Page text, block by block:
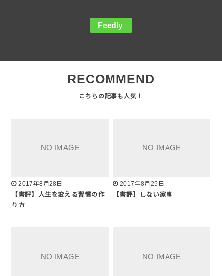
Feedly
RECOMMEND
2017年8月28日
【書評】人生を変える習慣の作
り方
2017年8月25日
【書評】しない家事